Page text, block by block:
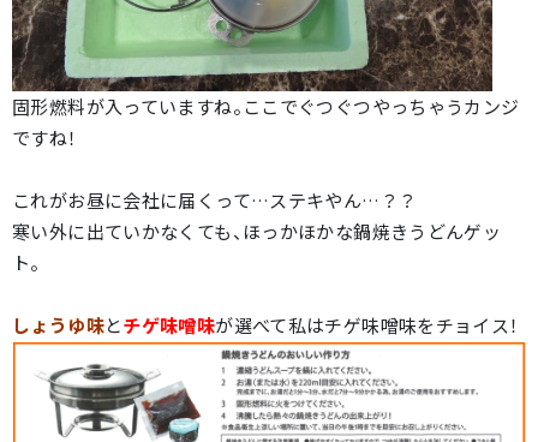
固形燃料が入っていますね。ここでぐつぐつやっちゃうカンジ
ですね！
これがお昼に会社に届くって…ステキやん…？？
寒い外に出ていかなくても、ほっかほかな鍋焼きうどんゲッ
ト。
しょうゆ味とチゲ味噌味が選べて私はチゲ味噌味をチョイス！